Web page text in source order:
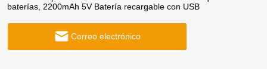
baterías, 2200mAh 5V Batería recargable con USB
Correo electrónico